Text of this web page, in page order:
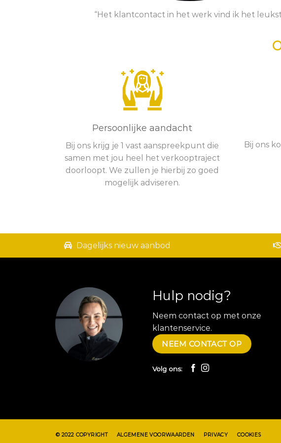
“Het klantcontact in het werk vind ik het
Persoonlijke aandacht
Bij ons krijg je 1 vast aanspreekpunt die
samen met jou heel het verkooptraject
doorloopt. We zullen je hierbij zo goed
mogelijk adviseren.
Bij ons
Dagelijks nieuw aanbod
Hulp nodig?
Neem contact op met onze
klantenservice.
NEEM CONTACT OP
Volg ons:
© 2022 COPYRIGHT ALGEMENE VOORWAARDEN PRIVACY COOKIES